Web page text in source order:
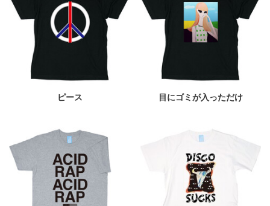
ピース 目にゴミが入っただけ